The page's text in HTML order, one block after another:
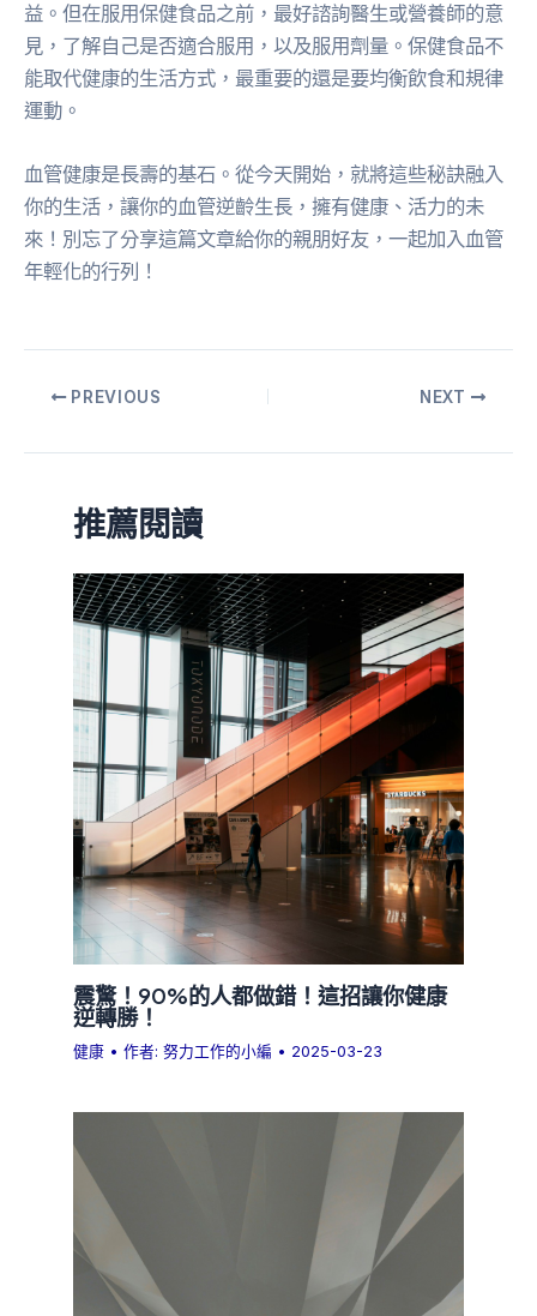
益。但在服用保健食品之前，最好諮詢醫生或營養師的意
見，了解自己是否適合服用，以及服用劑量。保健食品不
能取代健康的生活方式，最重要的還是要均衡飲食和規律
運動。
血管健康是長壽的基石。從今天開始，就將這些秘訣融入
你的生活，讓你的血管逆齡生長，擁有健康、活力的未
來！別忘了分享這篇文章給你的親朋好友，一起加入血管
年輕化的行列！
PREVIOUS NEXT
推薦閱讀
震驚！90%的人都做錯！這招讓你健康
逆轉勝！
健康 • 作者:努力工作的小編 • 2025-03-23